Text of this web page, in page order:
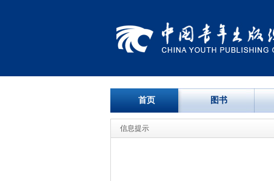
首页 图书
信息提示